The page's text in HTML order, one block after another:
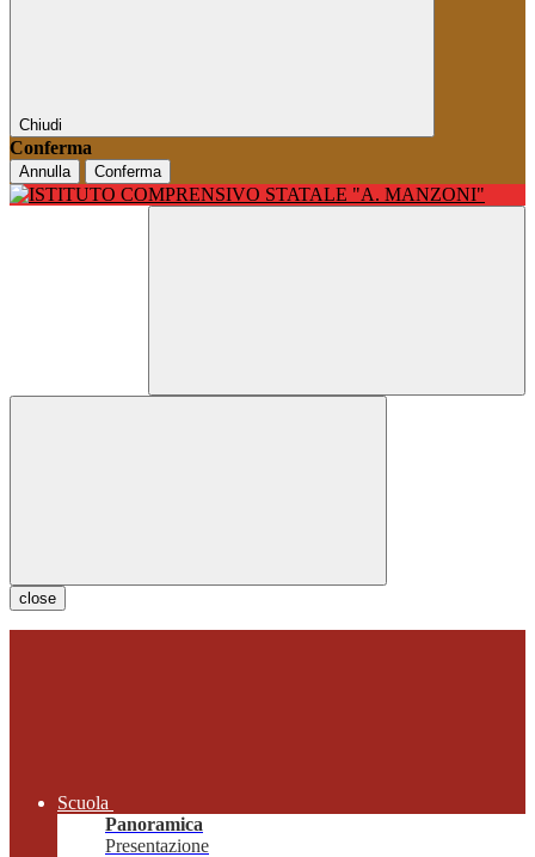
Chiudi
Conferma
Annulla Conferma
close
Scuola
Panoramica
Presentazione